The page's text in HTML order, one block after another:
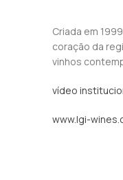
Criada em
coração da
vinhos
vídeo
www.lgi-